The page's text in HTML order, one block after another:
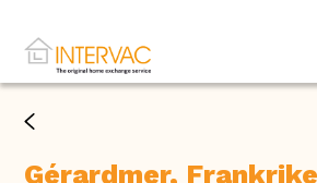
Gérardmer, Frankrike